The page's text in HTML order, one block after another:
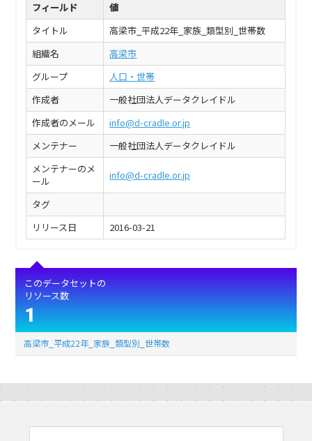
フィールド
値
タイトル
高梁市_平成22年_家族_類型別_世帯数
組織名
高梁市
グループ
人口・世帯
作成者
一般社団法人データクレイドル
作成者のメール
info@d-cradle.or.jp
メンテナー
一般社団法人データクレイドル
メンテナーのメ
ール
info@d-cradle.or.jp
タグ
リリース日
2016-03-21
このデータセットの
リソース数
1
高梁市_平成22年_家族_類型別_世帯数